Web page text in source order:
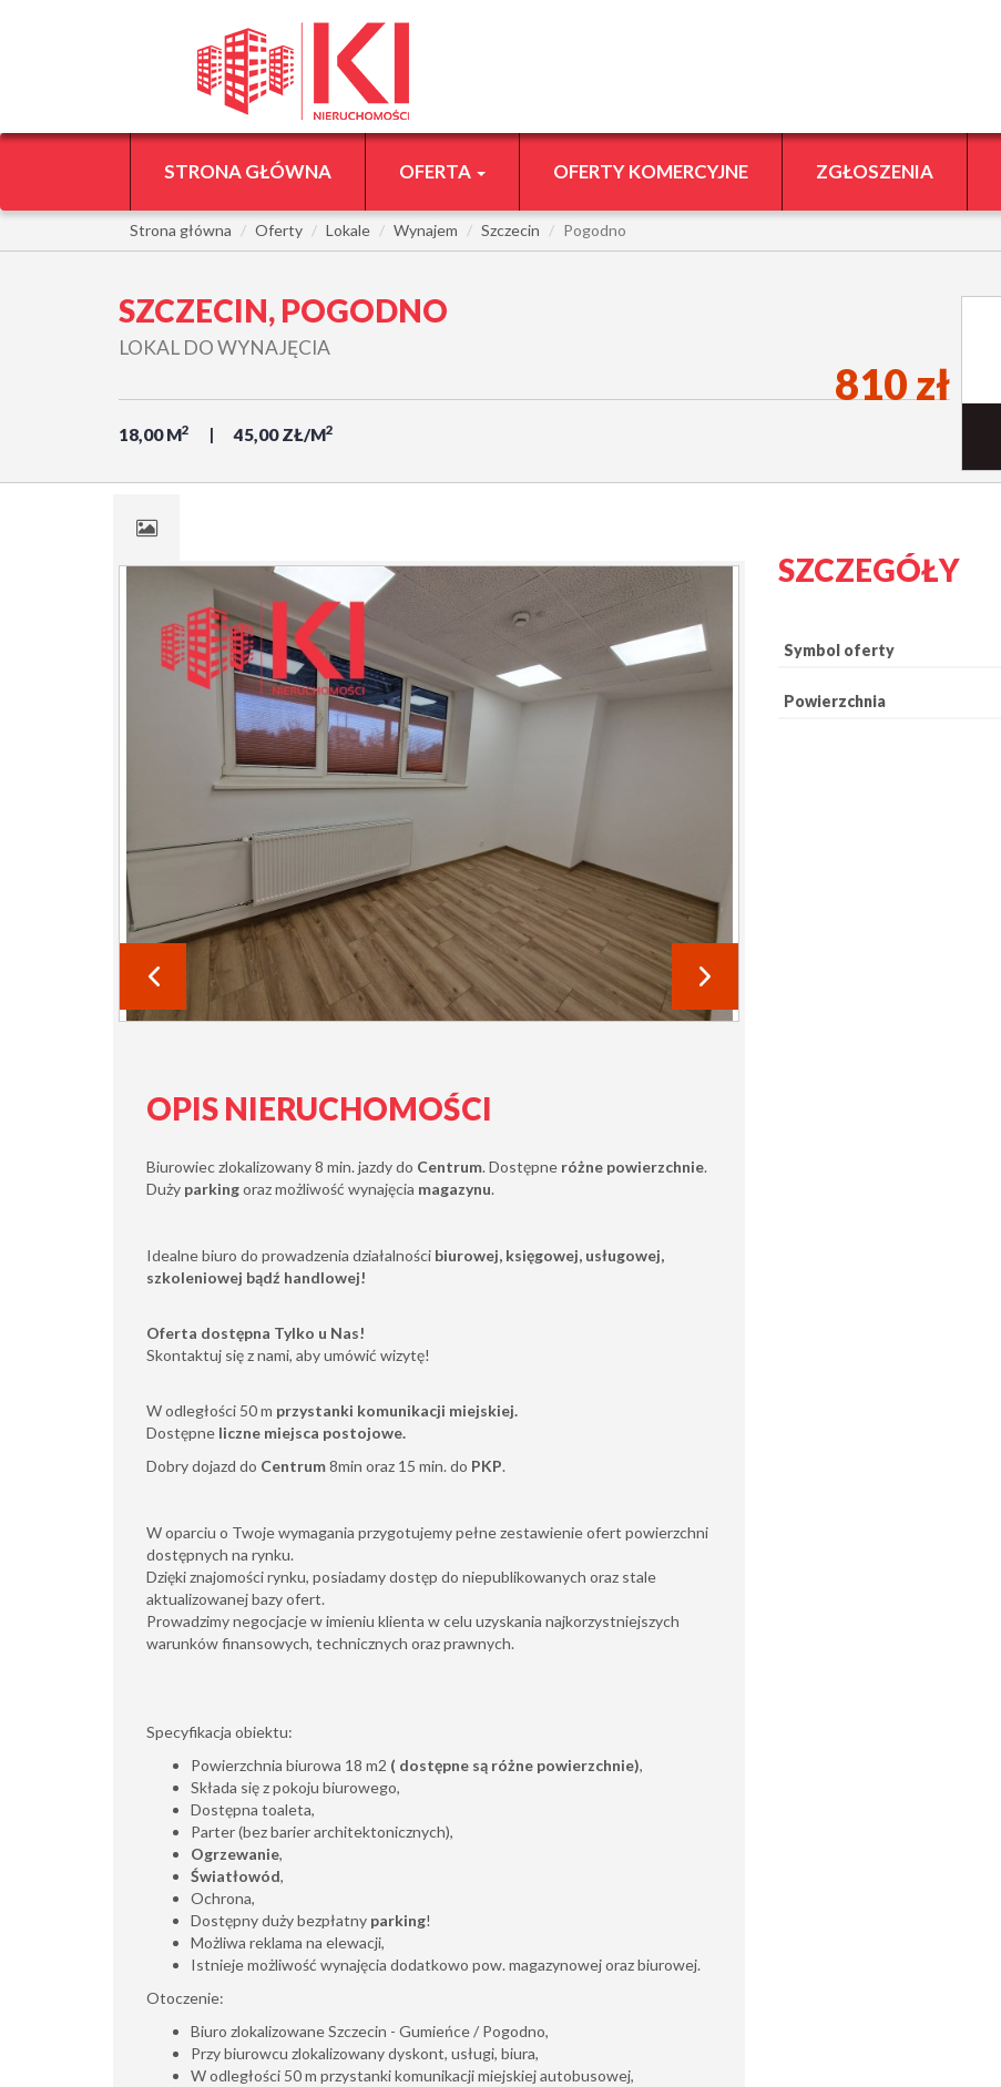
STRONA GŁÓWNA OFERTA OFERTY KOMERCYJNE ZGŁOSZENIA
Strona główna Oferty Lokale Wynajem Szczecin Pogodno
SZCZECIN, POGODNO
LOKAL DO WYNAJĘCIA
18,00 M2 45,00 ZŁ/M2
810 zł
OPIS NIERUCHOMOŚCI
Biurowiec zlokalizowany 8 min. jazdy do Centrum. Dostępne różne powierzchnie.
Duży parkingoraz możliwość wynajęcia magazynu.
Idealne biuro do prowadzenia działalności biurowej, księgowej, usługowej,
szkoleniowej bądź handlowej!
Oferta dostępna Tylko u Nas!
Skontaktuj się z nami, aby umówić wizytę!
W odległości 50 m przystanki komunikacji miejskiej.
Dostępne liczne miejsca postojowe.
Dobry dojazd do Centrum8min oraz 15 min. do PKP.
W oparciu o Twoje wymagania przygotujemy pełne zestawienie ofert powierzchni
dostępnych na rynku.
Dzięki znajomości rynku, posiadamy dostęp do niepublikowanych oraz stale
aktualizowanej bazy ofert.
Prowadzimy negocjacje w imieniu klienta w celu uzyskania najkorzystniejszych
warunków finansowych, technicznych oraz prawnych .
Specyfikacja obiektu:
Powierzchnia biurowa 18 m2 ( dostępne są różne powierzchnie),
Składa się z pokoju biurowego,
Dostępna toaleta,
Parter (bez barier architektonicznych),
Ogrzewanie,
Światłowód,
Ochrona,
Dostępny duży bezpłatny parking!
Możliwa reklama na elewacji,
Istnieje możliwość wynajęcia dodatkowo pow. magazynowej oraz biurowej.
Otoczenie:
Biuro zlokalizowane Szczecin - Gumieńce / Pogodno,
Przy biurowcu zlokalizowany dyskont, usługi, biura,
W odległości 50 m przystanki komunikacji miejskiej autobusowej,
SZCZEGÓŁY
Symbol oferty
Powierzchnia